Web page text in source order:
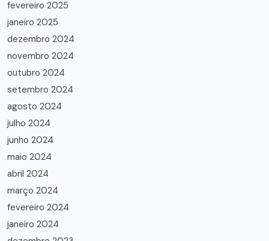
fevereiro 2025
janeiro 2025
dezembro 2024
novembro 2024
outubro 2024
setembro 2024
agosto 2024
julho 2024
junho 2024
maio 2024
abril 2024
março 2024
fevereiro 2024
janeiro 2024